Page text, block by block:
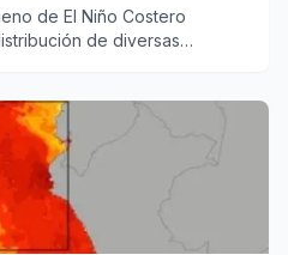
de El Niño Costero
de diversas